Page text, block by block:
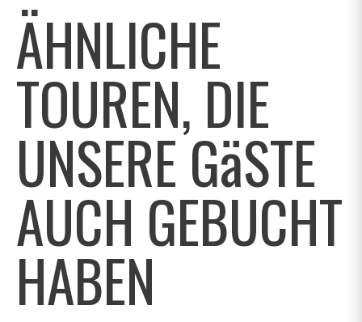
ÄHNLICHE
TOUREN, DIE
UNSERE GäSTE
AUCH GEBUCHT
HABEN